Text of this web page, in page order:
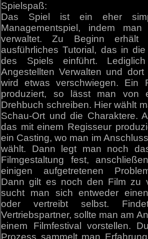
Spielspaß:
Das Spiel ist ein eher
Managementspiel, indem
verwaltet. Zu Beginn
ausführliches Tutorial, das in
des Spiels einführt.
Angestellten Verwalten und
wird etwas verschwiegen. Ein
produziert, so lässt man von
Drehbuch schreiben. Hier wählt
Schau-Ort und die Charaktere.
das mit einem Regisseur
ein Casting, wo man im
wählt. Dann legt man noch
Filmgestaltung fest,
einigen aufgetretenen
Dann gilt es noch den Film zu
sucht man sich entweder
oder vertreibt selbst.
Vertriebspartner, sollte man am
einem Filmfestival vorstellen.